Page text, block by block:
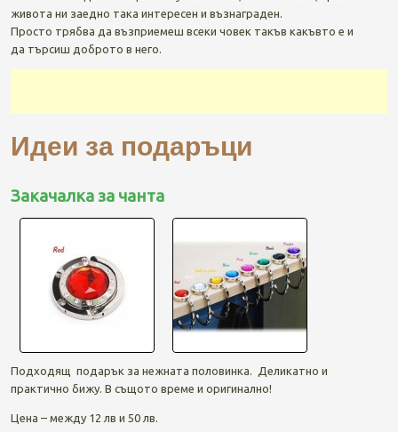
живота ни заедно така интересен и възнаграден.
Просто трябва да възприемеш всеки човек такъв какъвто е и
да търсиш доброто в него.
Идеи за подаръци
Закачалка за чанта
Подходящ подарък за нежната половинка. Деликатно и
практично бижу. В същото време и оригинално!
Цена – между 12 лв и 50 лв.